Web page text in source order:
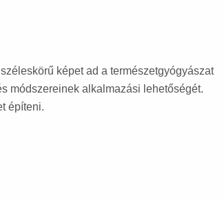
képet ad a természetgyógyászat
módszereinek alkalmazási lehetőségét.
építeni.